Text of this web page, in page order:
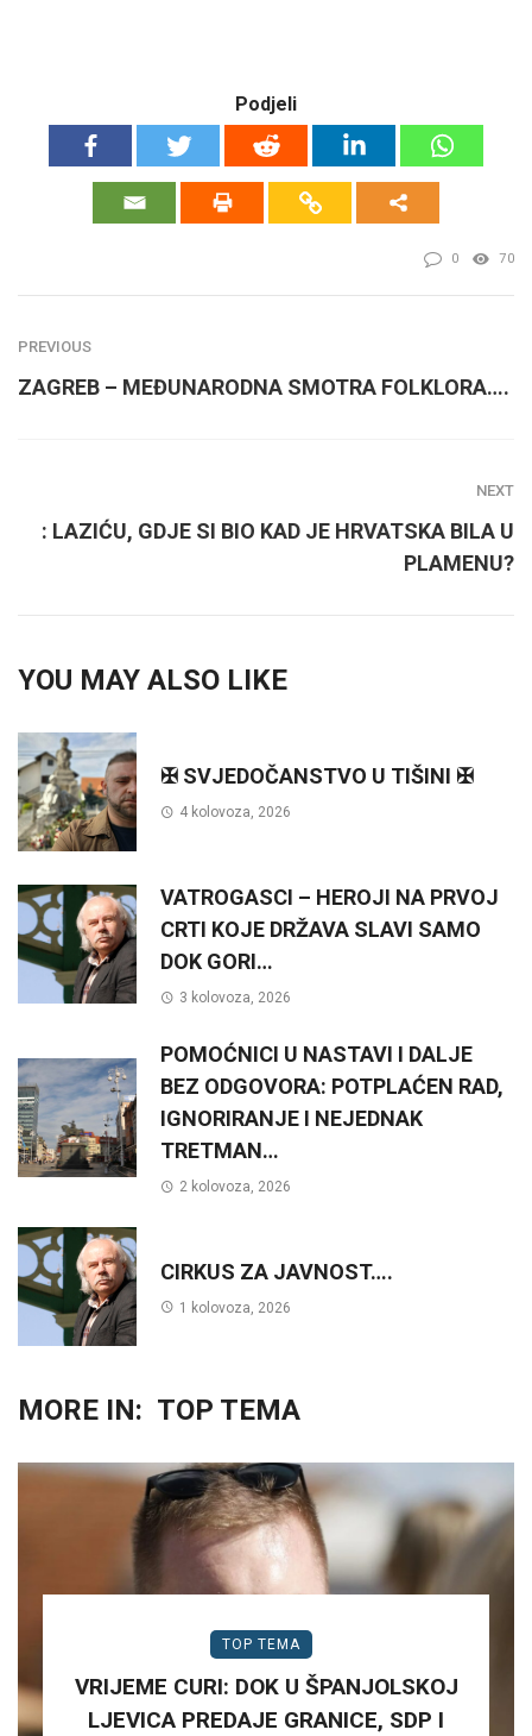
Podjeli
0 70
PREVIOUS
ZAGREB – MEĐUNARODNA SMOTRA FOLKLORA….
NEXT
: LAZIĆU, GDJE SI BIO KAD JE HRVATSKA BILA U
PLAMENU?
YOU MAY ALSO LIKE
✠ SVJEDOČANSTVO U TIŠINI ✠
4 kolovoza, 2026
VATROGASCI – HEROJI NA PRVOJ
CRTI KOJE DRŽAVA SLAVI SAMO
DOK GORI…
3 kolovoza, 2026
POMOĆNICI U NASTAVI I DALJE
BEZ ODGOVORA: POTPLAĆEN RAD,
IGNORIRANJE I NEJEDNAK
TRETMAN…
2 kolovoza, 2026
CIRKUS ZA JAVNOST….
1 kolovoza, 2026
MORE IN: TOP TEMA
TOP TEMA
VRIJEME CURI: DOK U ŠPANJOLSKOJ
LJEVICA PREDAJE GRANICE, SDP I